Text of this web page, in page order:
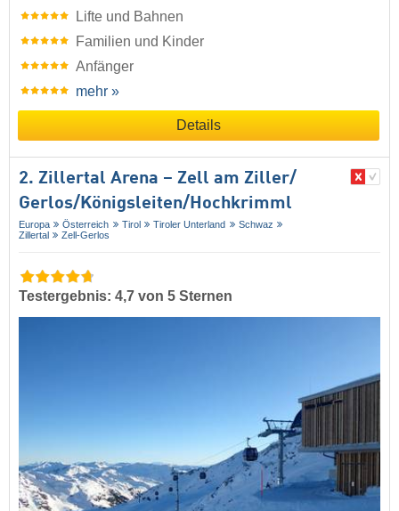
Lifte und Bahnen
Familien und Kinder
Anfänger
mehr »
Details
2. Zillertal Arena – Zell am Ziller/​
Gerlos/​Königsleiten/​Hochkrimml
Europa Österreich Tirol Tiroler Unterland
Schwaz
Zillertal
Zell-Gerlos
Testergebnis: 4,7 von 5 Sternen